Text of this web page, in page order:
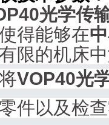
光学传
得能够在
限的机床
VOP40光
件以及检